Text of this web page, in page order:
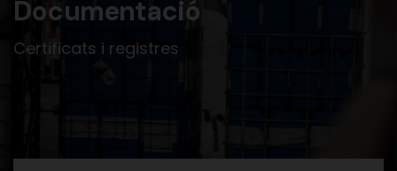
Documentació
Certificats i registres